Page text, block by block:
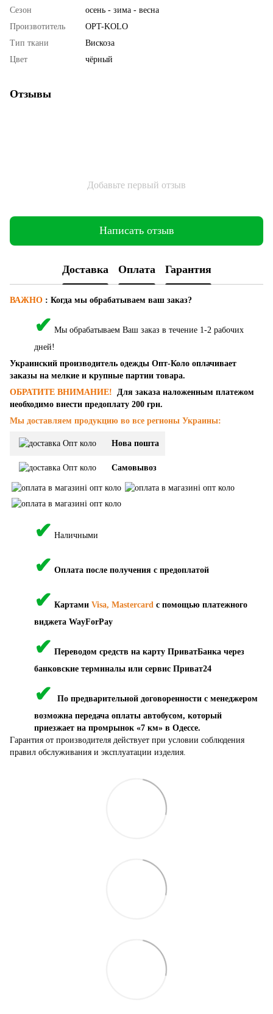
Сезон
осень - зима - весна
Произвотитель
OPT-KOLO
Тип ткани
Вискоза
Цвет
чёрный
Отзывы
Добавьте первый отзыв
Написать отзыв
Доставка Оплата Гарантия
ВАЖНО : Когда мы обрабатываем ваш заказ?
✔ Мы обрабатываем Ваш заказ в течение 1-2 рабочих
дней!
Украинский производитель одежды Опт-Коло оплачивает
заказы на мелкие и крупные партии товара.
ОБРАТИТЕ ВНИМАНИЕ!
Для заказа наложенным платежом
необходимо внести предоплату 200 грн.
Мы доставляем продукцию во все регионы Украины:
Нова пошта
Самовывоз
✔ Наличными
✔ Оплата после получения с предоплатой
✔ Картами Visa, Mastercard с помощью платежного
виджета WayForPay
✔ Переводом средств на карту ПриватБанка через
банковские терминалы или сервис Приват24
✔
По предварительной договоренности с менеджером
возможна передача оплаты автобусом, который
приезжает на промрынок «7 км» в Одессе.
Гарантия от производителя действует при условии соблюдения
правил обслуживания и эксплуатации изделия.